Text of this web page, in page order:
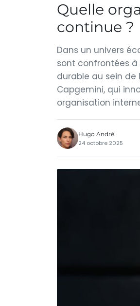
Quelle
continue ?
Dans un univers
sont confrontées
durable au sein de
Capgemini, qui
organisation
Hugo André
24 octobre 2025